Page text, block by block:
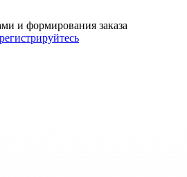
и формирования заказа